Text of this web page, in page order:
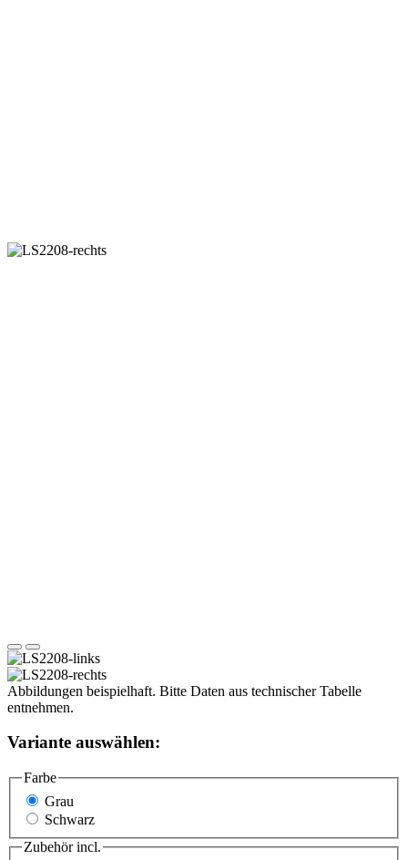
Abbildungen beispielhaft. Bitte Daten aus technischer Tabelle
entnehmen.
Variante auswählen:
Farbe
Grau
Schwarz
Zubehör incl.